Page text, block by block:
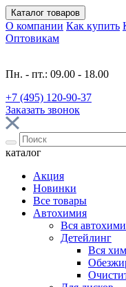
Каталог товаров
О компании Как купить
Оптовикам
Пн. - пт.: 09.00 - 18.00
+7 (495) 120-90-37
Заказать звонок
каталог
Акция
Новинки
Все товары
Автохимия
Вся
Детейлинг
Вся